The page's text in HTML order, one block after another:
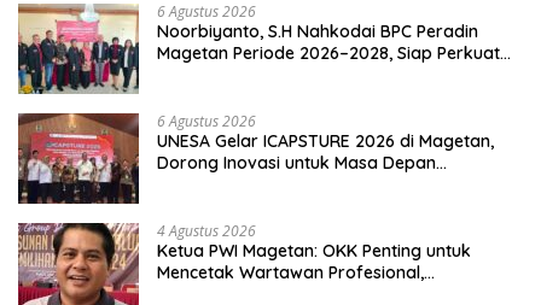
6 Agustus 2026
Noorbiyanto, S.H Nahkodai BPC Peradin
Magetan Periode 2026–2028, Siap Perkuat
6 Agustus 2026
UNESA Gelar ICAPSTURE 2026 di Magetan,
Dorong Inovasi untuk Masa Depan
4 Agustus 2026
Ketua PWI Magetan: OKK Penting untuk
Mencetak Wartawan Profesional,